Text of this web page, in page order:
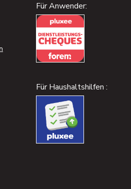
Für Anwender:
Für Haushaltshilfen :